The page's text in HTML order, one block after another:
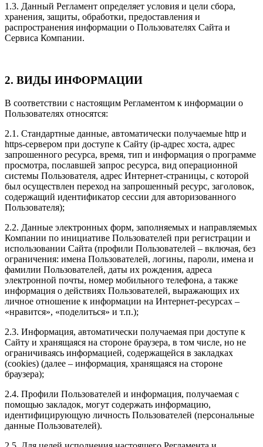
1.3. Данный Регламент определяет условия и цели сбора,
хранения, защиты, обработки, предоставления и
распространения информации о Пользователях Сайта и
Сервиса Компании.
2. ВИДЫ ИНФОРМАЦИИ
В соответствии с настоящим Регламентом к информации о
Пользователях относятся:
2.1. Стандартные данные, автоматически получаемые http и
https-сервером при доступе к Сайту (ip-адрес хоста, адрес
запрошенного ресурса, время, тип и информация о программе
просмотра, пославшей запрос ресурса, вид операционной
системы Пользователя, адрес Интернет-страницы, с которой
был осуществлен переход на запрошенный ресурс, заголовок,
содержащий идентификатор сессии для авторизованного
Пользователя);
2.2. Данные электронных форм, заполняемых и направляемых
Компании по инициативе Пользователей при регистрации и
использовании Сайта (профили Пользователей – включая, без
ограничения: имена Пользователей, логины, пароли, имена и
фамилии Пользователей, даты их рождения, адреса
электронной почты, номер мобильного телефона, а также
информация о действиях Пользователей, выражающих их
личное отношение к информации на Интернет-ресурсах –
«нравится», «поделиться» и т.п.);
2.3. Информация, автоматически получаемая при доступе к
Сайту и хранящаяся на стороне браузера, в том числе, но не
ограничиваясь информацией, содержащейся в закладках
(cookies) (далее – информация, хранящаяся на стороне
браузера);
2.4. Профили Пользователей и информация, получаемая с
помощью закладок, могут содержать информацию,
идентифицирующую личность Пользователей (персональные
данные Пользователей).